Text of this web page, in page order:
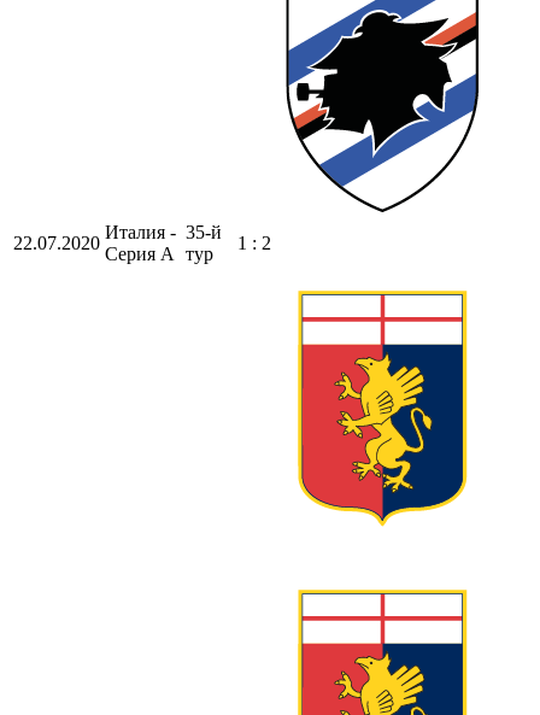
22.07.2020
Италия -
Серия А
35-й
тур
1 : 2